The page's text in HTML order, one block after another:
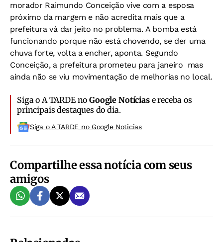
morador Raimundo Conceição vive com a esposa
próximo da margem e não acredita mais que a
prefeitura vá dar jeito no problema. A bomba está
funcionando porque não está chovendo, se der uma
chuva forte, volta a encher, aponta. Segundo
Conceição, a prefeitura prometeu para janeiro  mas
ainda não se viu movimentação de melhorias no local.
Siga o A TARDE noGoogle Notíciase receba os
principais destaques do dia.
Siga o A TARDE no Google Noticias
Compartilhe essa notícia com seus
amigos